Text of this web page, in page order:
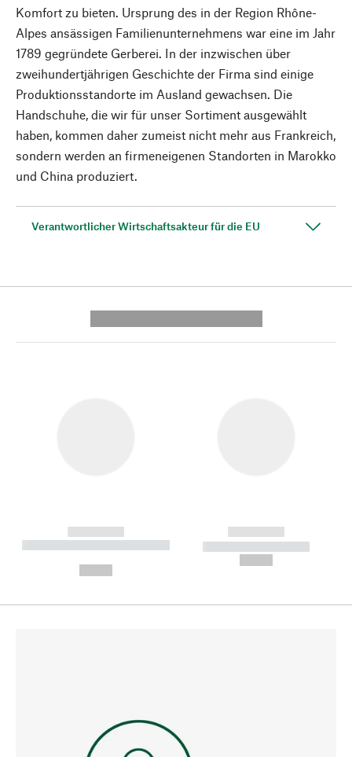
Komfort zu bieten. Ursprung des in der Region Rhône-
Alpes ansässigen Familienunternehmens war eine im Jahr
1789 gegründete Gerberei. In der inzwischen über
zweihundertjährigen Geschichte der Firma sind einige
Produktionsstandorte im Ausland gewachsen. Die
Handschuhe, die wir für unser Sortiment ausgewählt
haben, kommen daher zumeist nicht mehr aus Frankreich,
sondern werden an firmeneigenen Standorten in Marokko
und China produziert.
Verantwortlicher Wirtschaftsakteur für die EU
------------
----------- ----------- --------
------------
----------- -----------